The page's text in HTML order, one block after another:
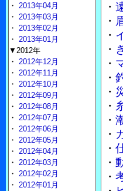
・
・
・
・
・
・
・
・
・
・
・
・
・
・ 2013年04月
・ 2013年03月
・ 2013年02月
・ 2013年01月
▼2012年
・ 2012年12月
・ 2012年11月
・ 2012年10月
・ 2012年09月
・ 2012年08月
・ 2012年07月
・ 2012年06月
・ 2012年05月
・ 2012年04月
・ 2012年03月
・ 2012年02月
・ 2012年01月